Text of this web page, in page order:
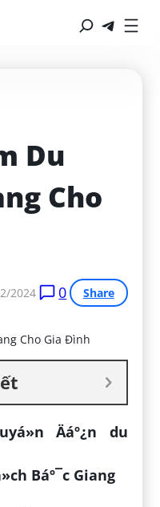
Du
Cho
2024 0 Share
Äáº¿n du
Báº¯c Giang